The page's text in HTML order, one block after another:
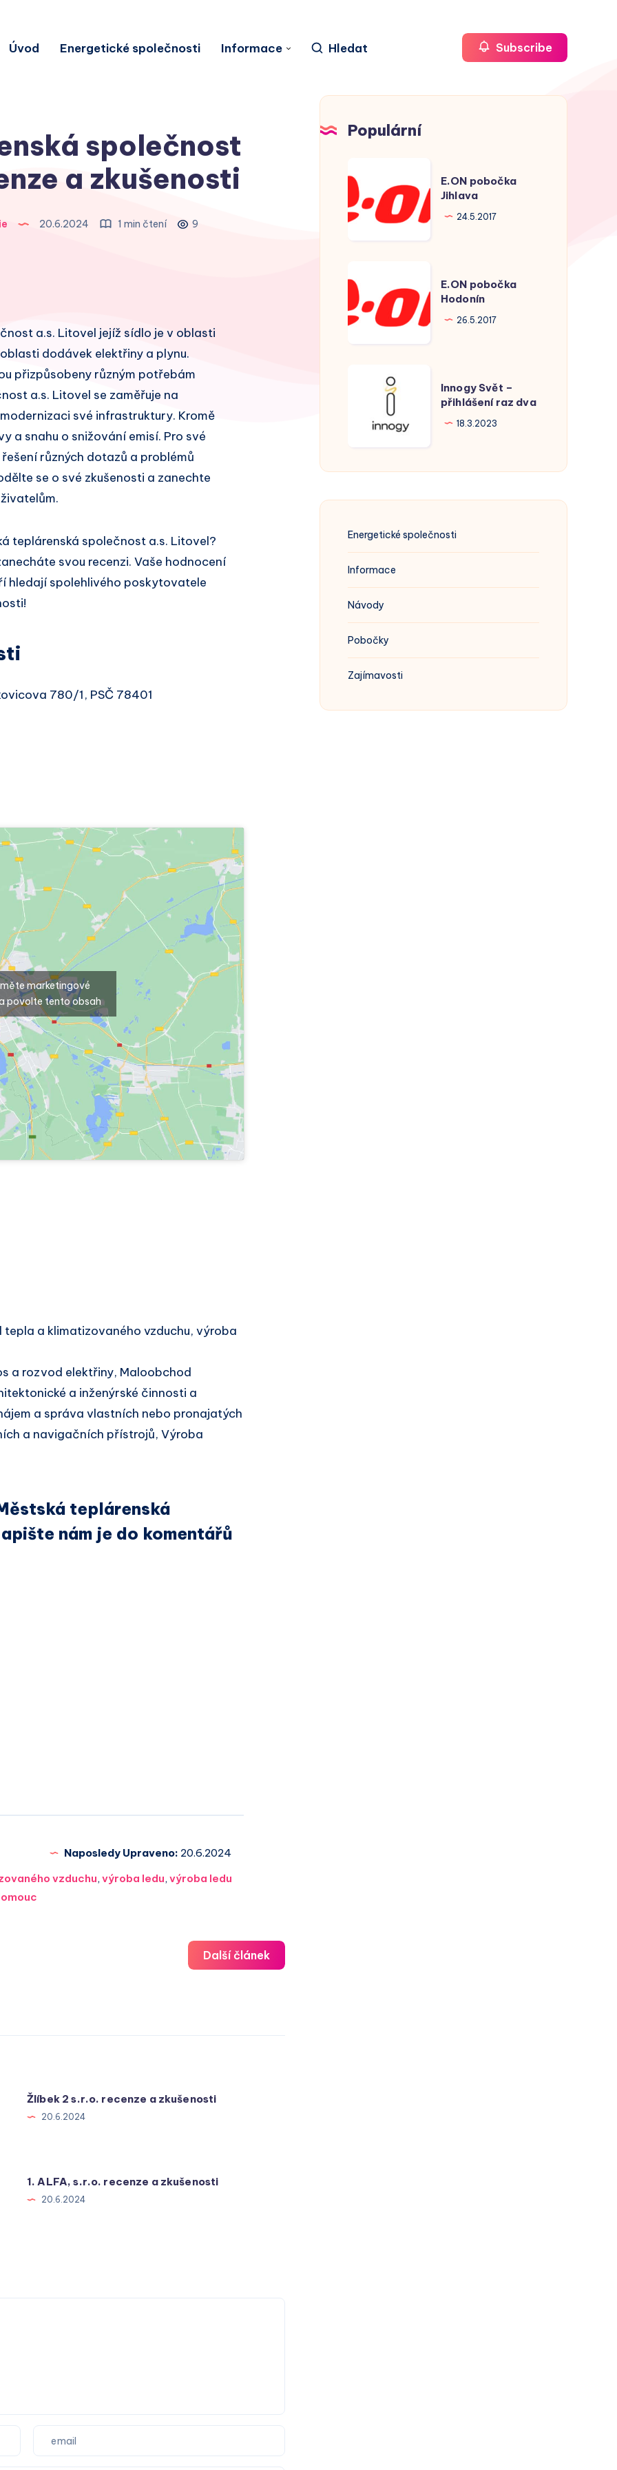
Úvod Energetické společnosti Informace Hledat Subscribe
společnost
a zkušenosti
20.6.2024 1 min čtení 9
a.s. Litovel jejíž sídlo je v oblasti
dodávek elektřiny a plynu.
přizpůsobeny různým potřebám
a.s. Litovel se zaměřuje na
své infrastruktury. Kromě
a snahu o snižování emisí. Pro své
různých dotazů a problémů
se o své zkušenosti a zanechte
teplárenská společnost a.s. Litovel?
svou recenzi. Vaše hodnocení
hledají spolehlivého poskytovatele
780/1, PSČ 78401
marketingové
povolte tento obsah
a klimatizovaného vzduchu, výroba
a rozvod elektřiny, Maloobchod
a inženýrské činnosti a
a správa vlastních nebo pronajatých
a navigačních přístrojů, Výroba
teplárenská
nám je do komentářů
Naposledy Upraveno: 20.6.2024
vzduchu, výroba ledu, výroba ledu
Další článek
Žlíbek 2 s.r.o. recenze a zkušenosti
20.6.2024
1. ALFA, s.r.o. recenze a zkušenosti
20.6.2024
Populární
pobočka
Jihlava
E.ON pobočka
Jihlava
24.5.2017
pobočka
Hodonín
E.ON pobočka
Hodonín
26.5.2017
přihlášení
dva
Innogy Svět –
přihlášení raz dva
18.3.2023
Energetické společnosti
Informace
Návody
Pobočky
Zajímavosti